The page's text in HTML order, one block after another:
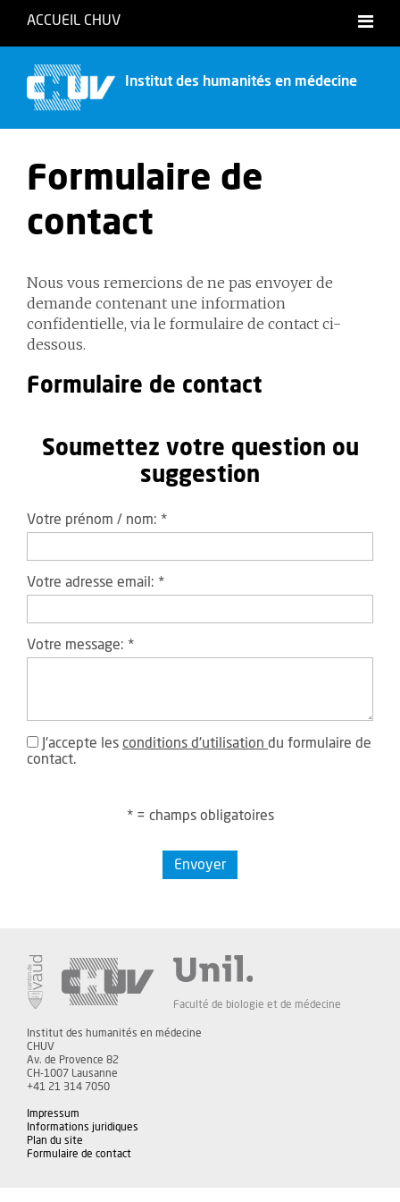
ACCUEIL CHUV
Institut des humanités en médecine
Formulaire de
contact
Nous vous remercions de ne pas envoyer de
demande contenant une information
confidentielle, via le formulaire de contact ci-
dessous.
Formulaire de contact
Soumettez votre question ou
suggestion
Votre prénom / nom: *
Votre adresse email: *
Votre message: *
J'accepte les conditions d'utilisation du formulaire de
contact.
* = champs obligatoires
Envoyer
Faculté de biologie et de médecine
Institut des humanités en médecine
CHUV
Av. de Provence 82
CH-1007 Lausanne
+41 21 314 7050
Impressum
Informations juridiques
Plan du site
Formulaire de contact